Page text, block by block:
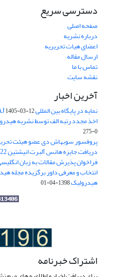
دسترسی سریع
صفحه اصلی
درباره نشریه
اعضای هیات تحریریه
ارسال مقاله
تماس با ما
نقشه سایت
آخرین اخبار
نمایه در پایگاه بین المللی DOAJ1405-03-12
اخذ مجدد رتبه الف توسط نشریه
0-275
پروفسور سوبهاش دی عضو هیئت
دریافت جایزه هانس آلبرت انیشتین 2022
فراخوان پذیرش مقالات به زبان
انتخاب و معرفی داور برگزیده مجله
هیدرولیک1398-04-01
اشتراک خبرنامه